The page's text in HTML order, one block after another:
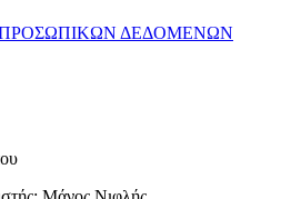
ΠΡΟΣΩΠΙΚΩΝ ΔΕΔΟΜΕΝΩΝ